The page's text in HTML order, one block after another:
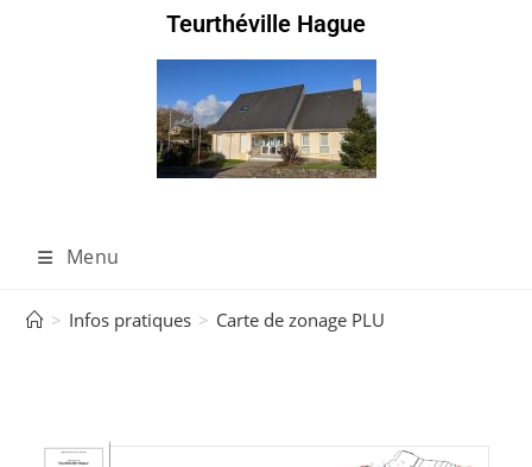
Teurthéville Hague
Menu
> Infos pratiques > Carte de zonage PLU